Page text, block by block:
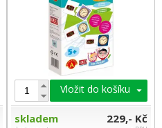
Vložit do košíku
skladem 229,- Kč